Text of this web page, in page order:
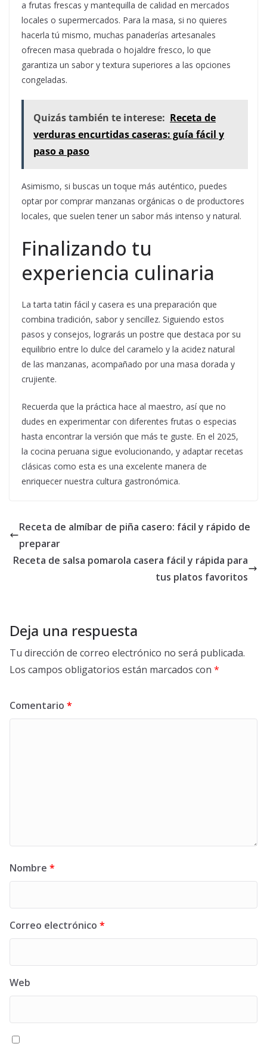
a frutas frescas y mantequilla de calidad en mercados
locales o supermercados. Para la masa, si no quieres
hacerla tú mismo, muchas panaderías artesanales
ofrecen masa quebrada o hojaldre fresco, lo que
garantiza un sabor y textura superiores a las opciones
congeladas.
Quizás también te interese: Receta de
verduras encurtidas caseras: guía fácil y
paso a paso
Asimismo, si buscas un toque más auténtico, puedes
optar por comprar manzanas orgánicas o de productores
locales, que suelen tener un sabor más intenso y natural.
Finalizando tu
experiencia culinaria
La tarta tatin fácil y casera es una preparación que
combina tradición, sabor y sencillez. Siguiendo estos
pasos y consejos, lograrás un postre que destaca por su
equilibrio entre lo dulce del caramelo y la acidez natural
de las manzanas, acompañado por una masa dorada y
crujiente.
Recuerda que la práctica hace al maestro, así que no
dudes en experimentar con diferentes frutas o especias
hasta encontrar la versión que más te guste. En el 2025,
la cocina peruana sigue evolucionando, y adaptar recetas
clásicas como esta es una excelente manera de
enriquecer nuestra cultura gastronómica.
Receta de almíbar de piña casero: fácil y rápido de
preparar
Receta de salsa pomarola casera fácil y rápida para
tus platos favoritos
Deja una respuesta
Tu dirección de correo electrónico no será publicada.
Los campos obligatorios están marcados con *
Comentario *
Nombre *
Correo electrónico *
Web